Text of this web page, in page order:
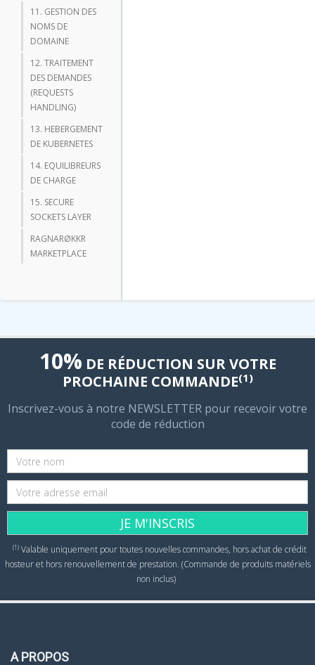
11. GESTION DES
NOMS DE
DOMAINE
12. TRAITEMENT
DES DEMANDES
(REQUESTS
HANDLING)
13. HEBERGEMENT
DE KUBERNETES
14. EQUILIBREURS
DE CHARGE
15. SECURE
SOCKETS LAYER
RAGNARØKKR
MARKETPLACE
10% DE RÉDUCTION SUR VOTRE
PROCHAINE COMMANDE(1)
Inscrivez-vous à notre NEWSLETTER pour recevoir votre
code de réduction
JE M'INSCRIS
(1)Valable uniquement pour toutes nouvelles commandes, hors achat de crédit
hosteur et hors renouvellement de prestation. (Commande de produits matériels
non inclus)
A PROPOS